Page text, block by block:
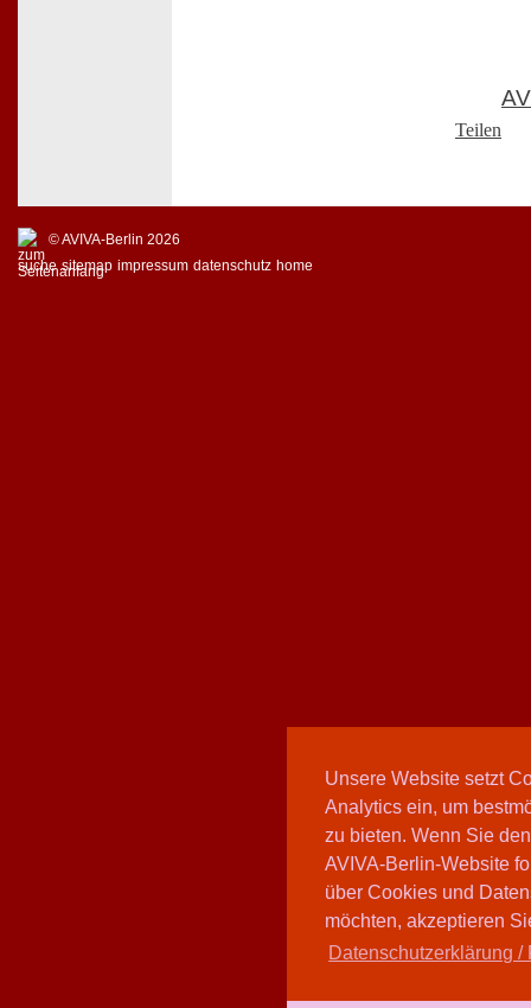
Unsere Website setzt
Analytics ein, um
zu bieten. Wenn Sie
AVIVA-Berlin-Website
über Cookies und
möchten, akzeptieren
Datenschutzerklärung /
Teilen
© AVIVA-Berlin 2026
suche sitemap impressum datenschutz home